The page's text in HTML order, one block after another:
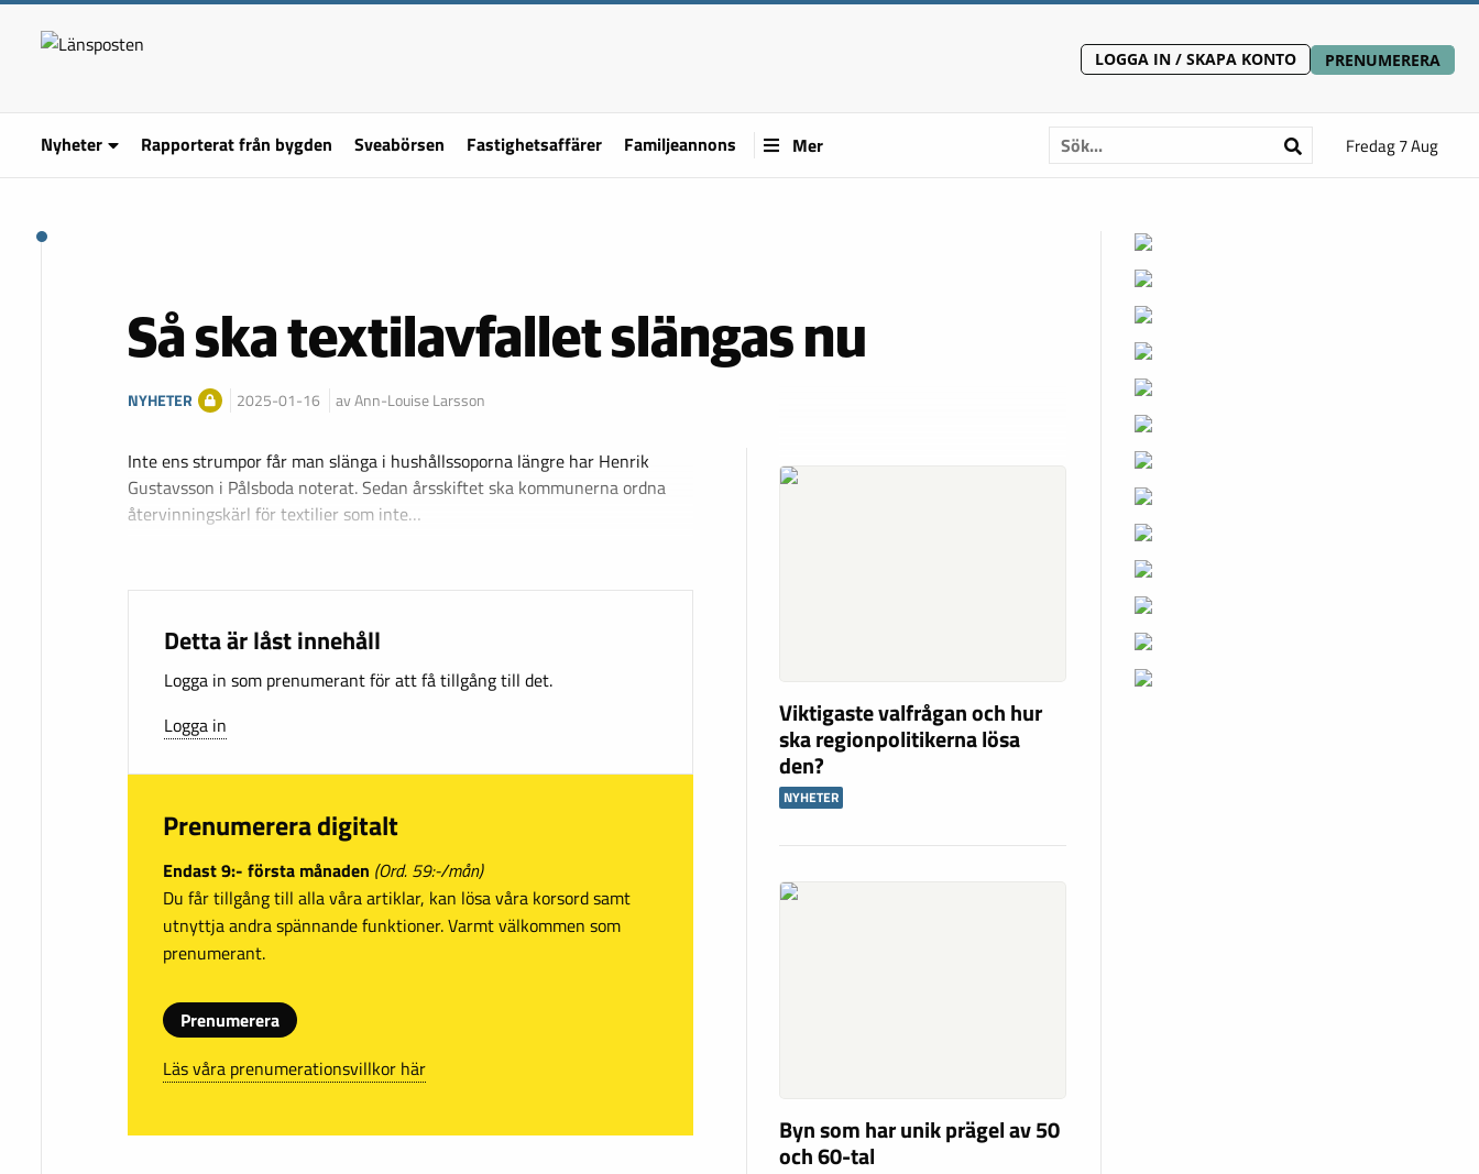
LOGGA IN / SKAPA KONTO PRENUMERERA
Nyheter Rapporterat från bygden Sveabörsen Fastighetsaffärer Familjeannons Mer Fredag 7 Aug
Så ska textilavfallet slängas nu
NYHETER 2025-01-16 av Ann-Louise Larsson
Inte ens strumpor får man slänga i hushållssoporna längre har Henrik
Gustavsson i Pålsboda noterat. Sedan årsskiftet ska kommunerna ordna
återvinningskärl för textilier som inte…
Detta är låst innehåll
Logga in som prenumerant för att få tillgång till det.
Logga in
Prenumerera digitalt
Endast 9:- första månaden (Ord. 59:-/mån)
Du får tillgång till alla våra artiklar, kan lösa våra korsord samt
utnyttja andra spännande funktioner. Varmt välkommen som
prenumerant.
Prenumerera
Läs våra prenumerationsvillkor här
Viktigaste valfrågan och hur
ska regionpolitikerna lösa
den?
NYHETER
Byn som har unik prägel av 50
och 60-tal